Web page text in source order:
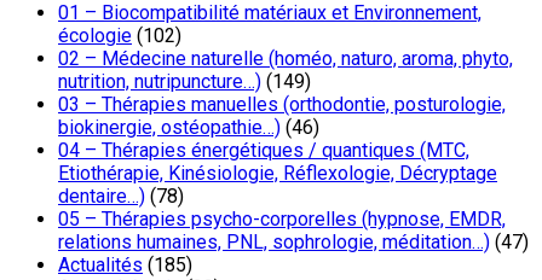
01 – Biocompatibilité matériaux et Environnement,
écologie (102)
02 – Médecine naturelle (homéo, naturo, aroma, phyto,
nutrition, nutripuncture…) (149)
03 – Thérapies manuelles (orthodontie, posturologie,
biokinergie, ostéopathie…) (46)
04 – Thérapies énergétiques / quantiques (MTC,
Etiothérapie, Kinésiologie, Réflexologie, Décryptage
dentaire…) (78)
05 – Thérapies psycho-corporelles (hypnose, EMDR,
relations humaines, PNL, sophrologie, méditation…) (47)
Actualités (185)